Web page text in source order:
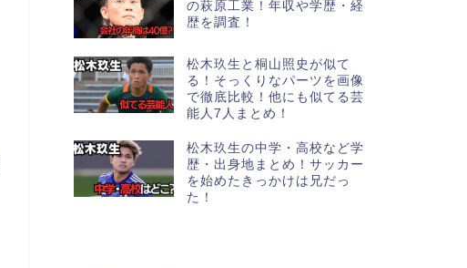
の萩原工業！年収や学歴・経
歴を調査！
松木玖生と桐山照史が似て
る！そっくりなパーツを画像
で徹底比較！他にも似てる芸
能人7人まとめ！
松木玖生の中学・高校など学
歴・出身地まとめ！サッカー
を始めたきっかけは兄だっ
た！